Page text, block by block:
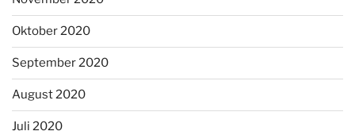
Oktober 2020
September 2020
August 2020
Juli 2020